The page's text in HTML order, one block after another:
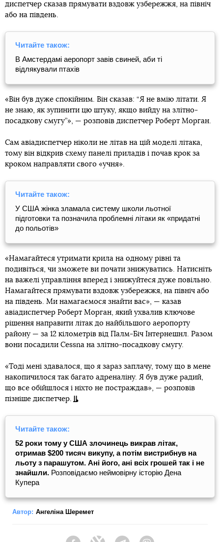
диспетчер сказав прямувати вздовж узбережжя, на північ
або на південь.
Читайте також:
В Амстердамі аеропорт завів свиней, аби ті
відлякували птахів
«Він був дуже спокійним. Він сказав: “Я не вмію літати. Я
не знаю, як зупинити цю штуку, якщо вийду на злітно-
посадкову смугу”», — розповів диспетчер Роберт Морган.
Сам авіадиспетчер ніколи не літав на цій моделі літака,
тому він відкрив схему панелі приладів і почав крок за
кроком направляти свого «учня».
Читайте також:
У США жінка зламала систему школи льотної
підготовки та позначила проблемні літаки як «придатні
до польотів»
«Намагайтеся утримати крила на одному рівні та
подивіться, чи зможете ви почати знижуватись. Натисніть
на важелі управління вперед і знижуйтеся дуже повільно.
Намагайтеся прямувати вздовж узбережжя, на північ або
на південь. Ми намагаємося знайти вас», — казав
авіадиспетчер Роберт Морган, який ухвалив ключове
рішення направити літак до найбільшого аеропорту
району — за 12 кілометрів від Палм-Біч Інтернешнл. Разом
вони посадили Cessna на злітно-посадкову смугу.
«Тоді мені здавалося, що я зараз заплачу, тому що в мене
накопичилося так багато адреналіну. Я був дуже радий,
що все обійшлося і ніхто не постраждав», — розповів
пізніше диспетчер.
Читайте також:
52 роки тому у США злочинець викрав літак,
отримав $200 тисяч викупу, а потім вистрибнув на
льоту з парашутом. Ані його, ані всіх грошей так і не
знайшли. Розповідаємо неймовірну історію Дена
Купера
Автор: Ангеліна Шеремет